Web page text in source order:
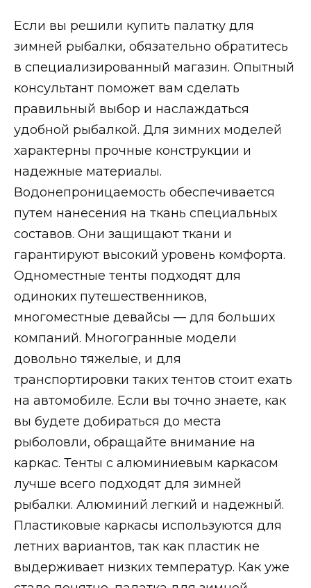
Если вы решили купить палатку для
зимней рыбалки, обязательно обратитесь
в специализированный магазин. Опытный
консультант поможет вам сделать
правильный выбор и наслаждаться
удобной рыбалкой. Для зимних моделей
характерны прочные конструкции и
надежные материалы.
Водонепроницаемость обеспечивается
путем нанесения на ткань специальных
составов. Они защищают ткани и
гарантируют высокий уровень комфорта.
Одноместные тенты подходят для
одиноких путешественников,
многоместные девайсы — для больших
компаний. Многогранные модели
довольно тяжелые, и для
транспортировки таких тентов стоит ехать
на автомобиле. Если вы точно знаете, как
вы будете добираться до места
рыболовли, обращайте внимание на
каркас. Тенты с алюминиевым каркасом
лучше всего подходят для зимней
рыбалки. Алюминий легкий и надежный.
Пластиковые каркасы используются для
летних вариантов, так как пластик не
выдерживает низких температур. Как уже